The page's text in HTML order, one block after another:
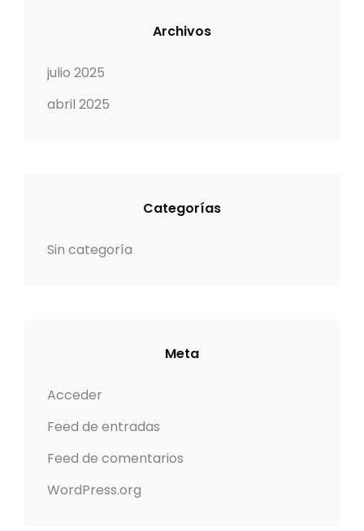
Archivos
julio 2025
abril 2025
Categorías
Sin categoría
Meta
Acceder
Feed de entradas
Feed de comentarios
WordPress.org